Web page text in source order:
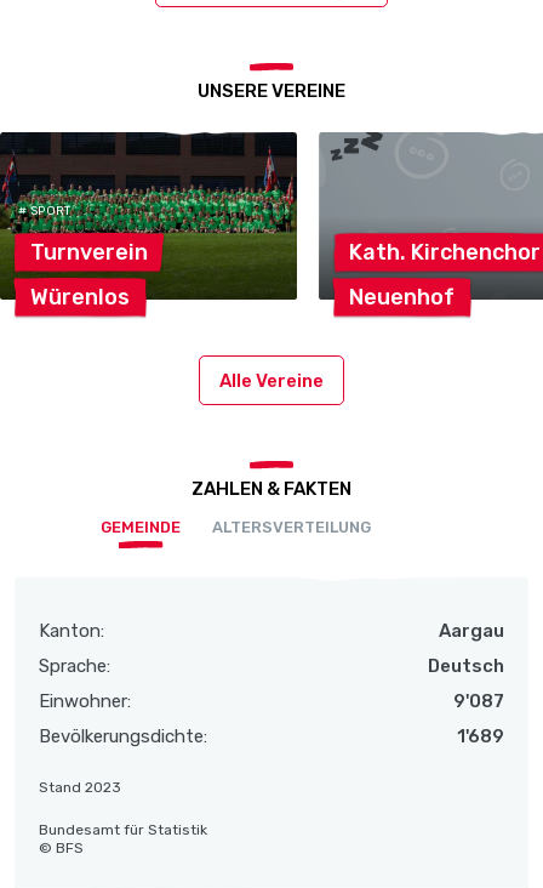
UNSERE VEREINE
# SPORT
Turnverein
Würenlos
Kath. Kirchenchor
Neuenhof
Alle Vereine
ZAHLEN & FAKTEN
GEMEINDE ALTERSVERTEILUNG
Kanton:
Aargau
Sprache:
Deutsch
Einwohner:
9'087
Bevölkerungsdichte:
1'689
Stand 2023
Bundesamt für Statistik
© BFS